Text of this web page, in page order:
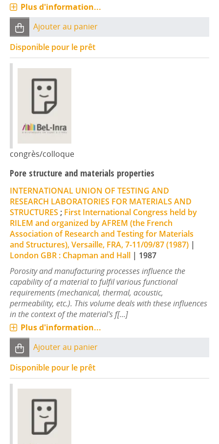
Plus d'information...
Ajouter au panier
Disponible pour le prêt
congrès/colloque
Pore structure and materials properties
INTERNATIONAL UNION OF TESTING AND
RESEARCH LABORATORIES FOR MATERIALS AND
STRUCTURES ; First International Congress held by
RILEM and organized by AFREM (the French
Association of Research and Testing for Materials
and Structures), Versaille, FRA, 7-11/09/87 (1987) |
London GBR : Chapman and Hall | 1987
Porosity and manufacturing processes influence the
capability of a material to fulfil various functional
requirements (mechanical, thermal, acoustic,
permeability, etc.). This volume deals with these influences
in the context of the material's f[...]
Plus d'information...
Ajouter au panier
Disponible pour le prêt